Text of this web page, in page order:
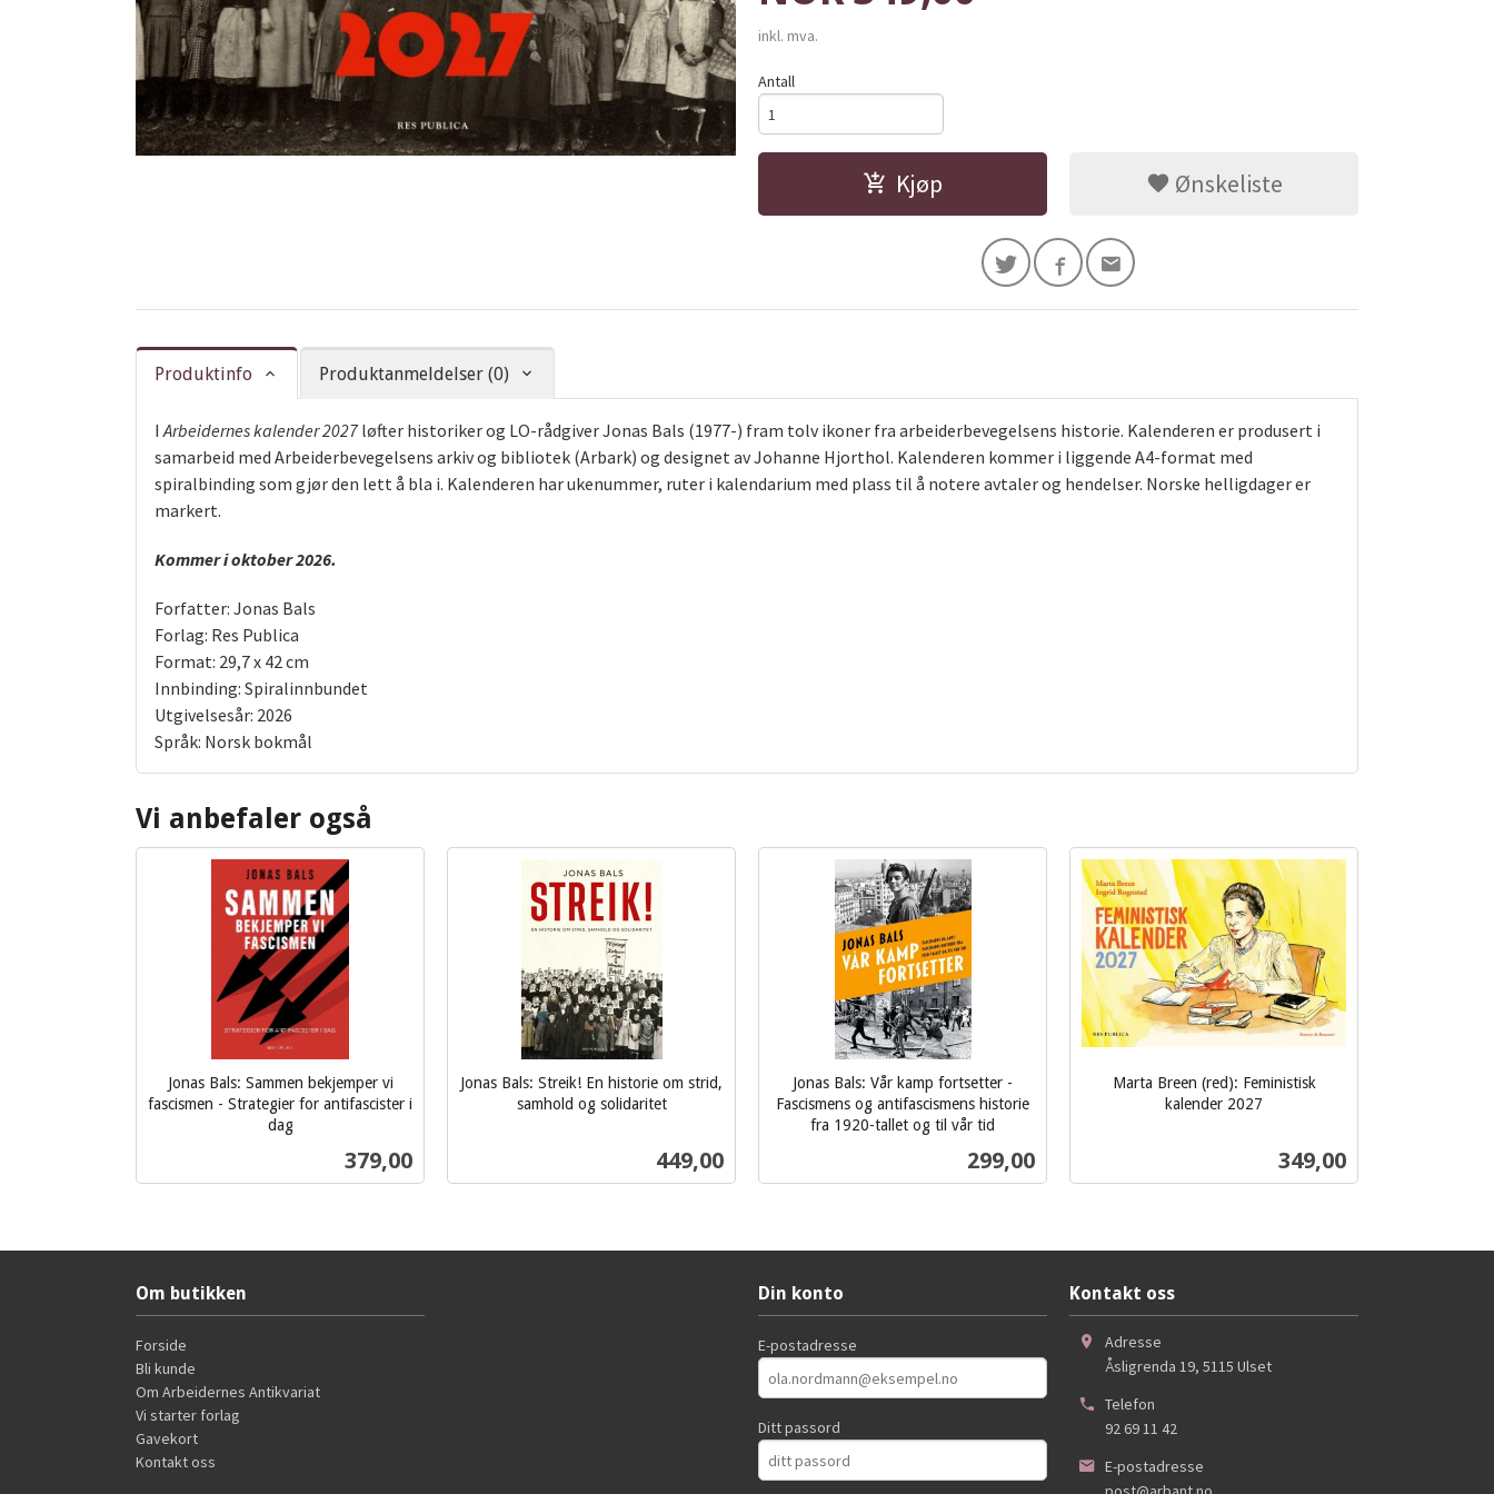
inkl. mva.
Antall
Kjøp Ønskeliste
Produktinfo Produktanmeldelser (0)
IArbeidernes kalender 2027løfter historiker og LO-rådgiver Jonas Bals (1977-) fram tolv ikoner fra arbeiderbevegelsens historie. Kalenderen er produsert i
samarbeid med Arbeiderbevegelsens arkiv og bibliotek (Arbark) og designet av Johanne Hjorthol. Kalenderen kommer i liggende A4-format med
spiralbinding som gjør den lett å bla i. Kalenderen har ukenummer, ruter i kalendarium med plass til å notere avtaler og hendelser. Norske helligdager er
markert.
Kommer i oktober 2026.
Forfatter: Jonas Bals
Forlag: Res Publica
Format: 29,7 x 42 cm
Innbinding: Spiralinnbundet
Utgivelsesår: 2026
Språk: Norsk bokmål
Vi anbefaler også
Jonas Bals: Sammen bekjemper vi
fascismen - Strategier for antifascister i
dag
Pris
379,00
Jonas Bals: Streik! En historie om strid,
samhold og solidaritet
Pris
449,00
Jonas Bals: Vår kamp fortsetter -
Fascismens og antifascismens historie
fra 1920-tallet og til vår tid
Pris
299,00
Marta Breen (red): Feministisk
kalender 2027
Pris
349,00
Om butikken
Forside
Bli kunde
Om Arbeidernes Antikvariat
Vi starter forlag
Gavekort
Kontakt oss
Din konto
E-postadresse
Ditt passord
Kontakt oss
Adresse
Åsligrenda 19, 5115 Ulset
Telefon
92 69 11 42
E-postadresse